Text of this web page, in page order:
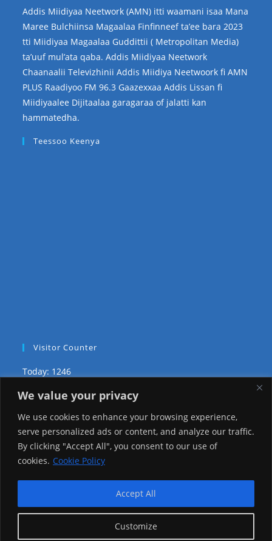
We value your privacy
We use cookies to enhance your browsing experience,
serve personalized ads or content, and analyze our traffic.
By clicking "Accept All", you consent to our use of
cookies. Cookie Policy
Customize
Accept All
Addis Miidiyaa Neetwork (AMN) itti waamani isaa Mana
Maree Bulchiinsa Magaalaa Finfinneef ta’ee bara 2023
tti Miidiyaa Magaalaa Guddittii ( Metropolitan Media)
ta’uuf mul’ata qaba. Addis Miidiyaa Neetwork
Chaanaalii Televizhinii Addis Miidiya Neetwoork fi AMN
PLUS Raadiyoo FM 96.3 Gaazexxaa Addis Lissan fi
Miidiyaalee Dijitaalaa garagaraa of jalatti kan
hammatedha.
Teessoo Keenya
Visitor Counter
Today: 1246
Yesterday: 2257
This Week: 22459
This Month: 71732
1219551